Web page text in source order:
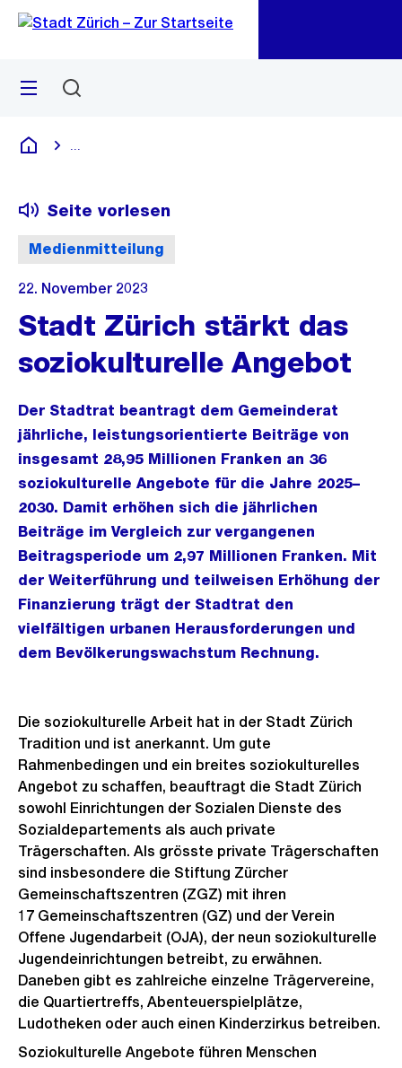
Navigation
Sprunglink
Menü
Deutsch
Medienmitteilung
Seite vorlesen
22. November 2023
Stadt Zürich stärkt das
soziokulturelle Angebot
Der Stadtrat beantragt dem Gemeinderat
jährliche, leistungsorientierte Beiträge von
insgesamt 28,95 Millionen Franken an 36
soziokulturelle Angebote für die Jahre 2025–
2030. Damit erhöhen sich die jährlichen
Beiträge im Vergleich zur vergangenen
Beitragsperiode um 2,97 Millionen Franken. Mit
der Weiterführung und teilweisen Erhöhung der
Finanzierung trägt der Stadtrat den
vielfältigen urbanen Herausforderungen und
dem Bevölkerungswachstum Rechnung.
Die soziokulturelle Arbeit hat in der Stadt Zürich
Tradition und ist anerkannt. Um gute
Rahmenbedingen und ein breites soziokulturelles
Angebot zu schaffen, beauftragt die Stadt Zürich
sowohl Einrichtungen der Sozialen Dienste des
Sozialdepartements als auch private
Trägerschaften. Als grösste private Trägerschaften
sind insbesondere die Stiftung Zürcher
Gemeinschaftszentren (ZGZ) mit ihren
17 Gemeinschaftszentren (GZ) und der Verein
Offene Jugendarbeit (OJA), der neun soziokulturelle
Jugendeinrichtungen betreibt, zu erwähnen.
Daneben gibt es zahlreiche einzelne Trägervereine,
die Quartiertreffs, Abenteuerspielplätze,
Ludotheken oder auch einen Kinderzirkus betreiben.
Soziokulturelle Angebote führen Menschen